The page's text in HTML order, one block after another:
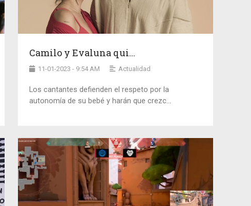
Camilo y Evaluna qui...
11-01-2023 - 9:54 AM Actualidad
Los cantantes defienden el respeto por la
autonomía de su bebé y harán que crezc...